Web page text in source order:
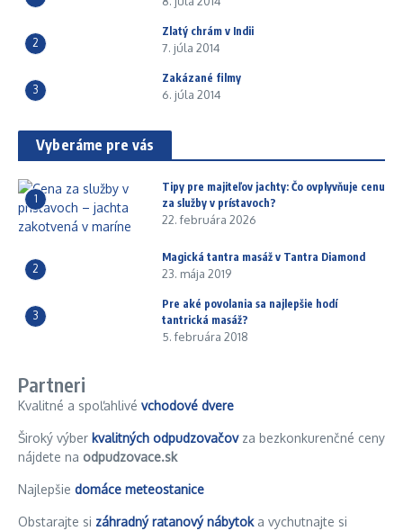
2
Zlatý chrám v Indii
7. júla 2014
3
Zakázané filmy
6. júla 2014
Vyberáme pre vás
1
Tipy pre majiteľov jachty: Čo ovplyvňuje cenu
za služby v prístavoch?
22. februára 2026
2
Magická tantra masáž v Tantra Diamond
23. mája 2019
3
Pre aké povolania sa najlepšie hodí
tantrická masáž?
5. februára 2018
Partneri
Kvalitné a spoľahlivé vchodové dvere
Široký výber kvalitných odpudzovačovza bezkonkurenčné ceny
nájdete na odpudzovace.sk
Najlepšie domáce meteostanice
Obstarajte si záhradný ratanový nábytoka vychutnajte si